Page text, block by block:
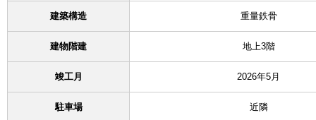
建築構造 重量鉄骨
建物階建 地上3階
竣工月 2026年5月
駐車場 近隣